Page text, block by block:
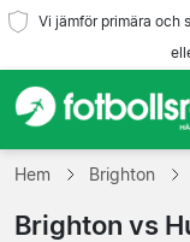
Vi jämför primära och
Hem
Lag
Hem Brighton
Brighton vs